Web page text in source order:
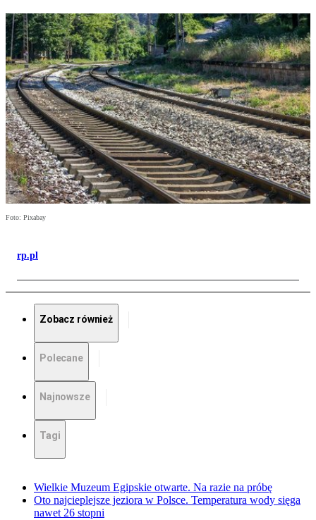
Foto: Pixabay
rp.pl
Zobacz również
Polecane
Najnowsze
Tagi
Wielkie Muzeum Egipskie otwarte. Na razie na próbę
Oto najcieplejsze jeziora w Polsce. Temperatura wody sięga
nawet 26 stopni